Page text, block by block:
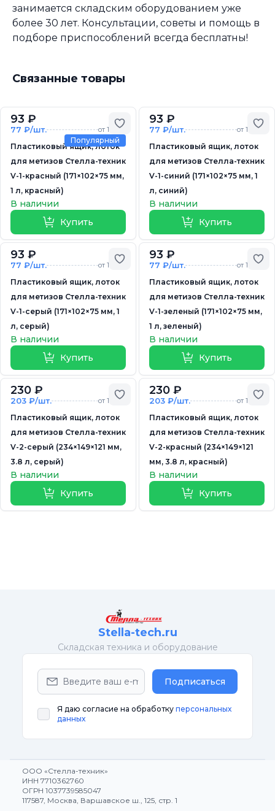
занимается складским оборудованием уже
более 30 лет. Консультации, советы и помощь в
подборе приспособлений всегда бесплатны!
Связанные товары
Добавить в избранное
Популярный
93 ₽
77 ₽/шт. от 10 шт.
Пластиковый ящик, лоток
для метизов Стелла-техник
V-1-красный (171×102×75 мм,
1 л, красный)
В наличии
Купить
93 ₽
77 ₽/шт. от 10 шт.
Пластиковый ящик, лоток
для метизов Стелла-техник
V-1-синий (171×102×75 мм, 1
л, синий)
В наличии
Купить
Добавить в избранное
93 ₽
77 ₽/шт. от 10 шт.
Пластиковый ящик, лоток
для метизов Стелла-техник
V-1-серый (171×102×75 мм, 1
л, серый)
В наличии
Купить
93 ₽
77 ₽/шт. от 10 шт.
Пластиковый ящик, лоток
для метизов Стелла-техник
V-1-зеленый (171×102×75 мм,
1 л, зеленый)
В наличии
Купить
Добавить в избранное
230 ₽
203 ₽/шт. от 10 шт.
Пластиковый ящик, лоток
для метизов Стелла-техник
V-2-серый (234×149×121 мм,
3.8 л, серый)
В наличии
Купить
230 ₽
203 ₽/шт. от 10 шт.
Пластиковый ящик, лоток
для метизов Стелла-техник
V-2-красный (234×149×121
мм, 3.8 л, красный)
В наличии
Купить
Stella-tech.ru
Cкладская техника и оборудование
Подписаться
Я даю согласие на обработку персональных
данных
ООО «Стелла-техник»
ИНН 7710362760
ОГРН 1037739585047
117587, Москва, Варшавское ш., 125, стр. 1